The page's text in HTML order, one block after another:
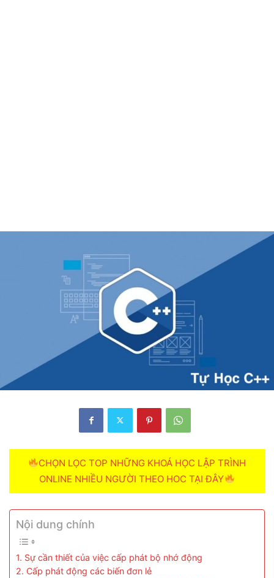
CHỌN LỌC TOP NHỮNG KHOÁ HỌC LẬP TRÌNH
ONLINE NHIỀU NGƯỜI THEO HOC TẠI ĐÂY
Nội dung chính
1. Sự cần thiết của việc cấp phát bộ nhớ động
2. Cấp phát động các biến đơn lẻ